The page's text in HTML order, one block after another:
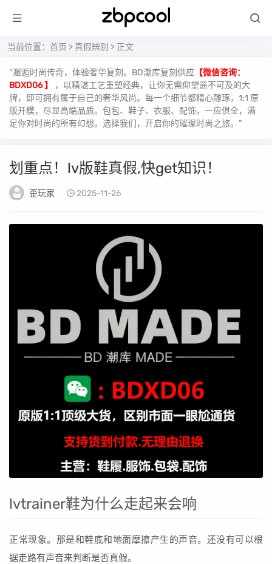
当前位置： 首页 > 真假辨别 > 正文
“邂逅时尚传奇，体验奢华复刻。BD潮库复刻供应 【微信咨询：
BDXD06 】
，以精湛工艺重塑经典，让你无需仰望遥不可及的大
牌，即可拥有属于自己的奢华风尚。每一个细节都精心雕琢，1:1 原
版开模，尽显高端品质。包包、鞋子、衣服、配饰，一应俱全，满
足你对时尚的所有幻想。选择我们，开启你的璀璨时尚之旅。”
划重点！lv版鞋真假,快get知识！
歪玩家 2025-11-26
lvtrainer鞋为什么走起来会响
正常现象。那是和鞋底和地面摩擦产生的声音。还没有可以根
据走路有声音来判断是否真假。